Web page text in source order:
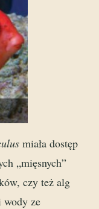
miała dostęp
„mięsnych”
czy też alg
wody ze